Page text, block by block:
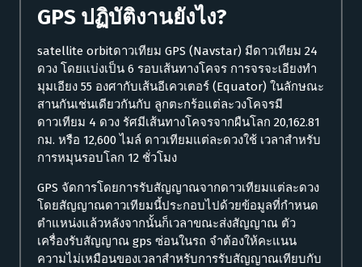
GPS ปฏิบัติงานยังไง?
satellite orbitดาวเทียม GPS (Navstar) มีดาวเทียม 24
ดวง โดยแบ่งเป็น 6 รอบเส้นทางโคจร การจรจะเอียงทำ
มุมเอียง 55 องศากับเส้นอีเควเตอร์ (Equator) ในลักษณะ
สานกันเช่นเดียวกันกับ ลูกตะกร้อแต่ละวงโคจรมี
ดาวเทียม 4 ดวง รัศมีเส้นทางโคจรจากผืนโลก 20,162.81
กม. หรือ 12,600 ไมล์ ดาวเทียมแต่ละดวงใช้ เวลาสำหรับ
การหมุนรอบโลก 12 ชั่วโมง
GPS จัดการโดยการรับสัญญาณจากดาวเทียมแต่ละดวง
โดยสัญญาณดาวเทียมนี้ประกอบไปด้วยข้อมูลที่กำหนด
ตำแหน่งแล้วหลังจากนั้นก็เวลาขณะส่งสัญญาณ ตัว
เครื่องรับสัญญาณ gps ซ่อนในรถ จำต้องให้คะแนน
ความไม่เหมือนของเวลาสำหรับการรับสัญญาณเทียบกับ